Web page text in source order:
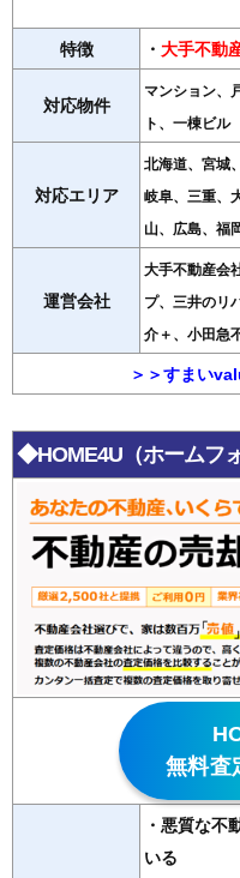
特徴 ・ 大手不動
対応物件
マンション、
ト、一棟ビル
対応エリア
北海道、宮城
岐阜、三重、
山、広島、福
運営会社
大手不動産会
プ、三井のリ
介＋、小田急
＞＞すまい
◆HOME4U（ホームフォ
無料査
・悪質な不
いる